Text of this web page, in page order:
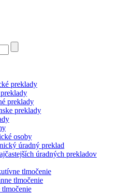
preklady
preklady
preklady
osoby
úradný preklad
úradných prekladov
tlmočenie
tlmočenie
tlmočenie